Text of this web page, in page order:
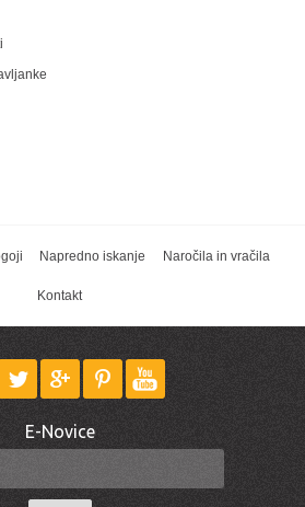
Napredno iskanje Naročila in vračila
Kontakt
E-Novice